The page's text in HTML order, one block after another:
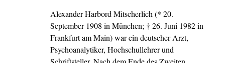
Alexander Harbord Mitscherlich (* 20.
September 1908 in München; † 26. Juni 1982 in
Frankfurt am Main) war ein deutscher Arzt,
Psychoanalytiker, Hochschullehrer und